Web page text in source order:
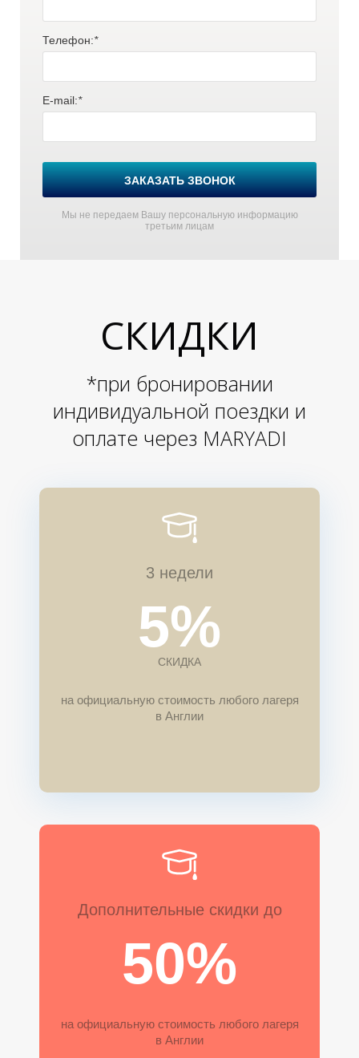
Телефон:*
E-mail:*
ЗАКАЗАТЬ ЗВОНОК
Мы не передаем Вашу персональную информацию
третьим лицам
СКИДКИ
*при бронировании
индивидуальной поездки и
оплате через MARYADI
3 недели
5%
СКИДКА
на официальную стоимость любого лагеря
в Англии
Дополнительные скидки до
50%
на официальную стоимость любого лагеря
в Англии